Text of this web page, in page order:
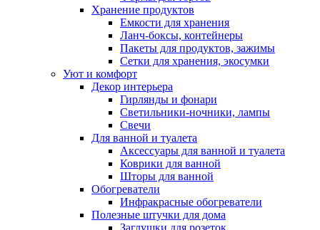
Хранение продуктов
Емкости для хранения
Ланч-боксы, контейнеры
Пакеты для продуктов, зажимы
Сетки для хранения, экосумки
Уют и комфорт
Декор интерьера
Гирлянды и фонари
Светильники-ночники, лампы
Свечи
Для ванной и туалета
Аксессуары для ванной и туалета
Коврики для ванной
Шторы для ванной
Обогреватели
Инфракрасные обогреватели
Полезные штучки для дома
Заглушки для розеток